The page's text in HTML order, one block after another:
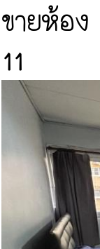
ขายห้อ
11